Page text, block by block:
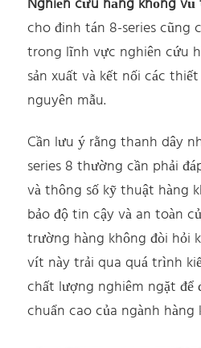
cho đinh tán 8-series cũng
trong lĩnh vực nghiên cứu
sản xuất và kết nối các
nguyên mẫu.
Cần lưu ý rằng thanh dây
series 8 thường cần phải
và thông số kỹ thuật hàng
bảo độ tin cậy và an toàn
trường hàng không đòi hỏi
vít này trải qua quá trình
chất lượng nghiêm ngặt để
chuẩn cao của ngành hàng